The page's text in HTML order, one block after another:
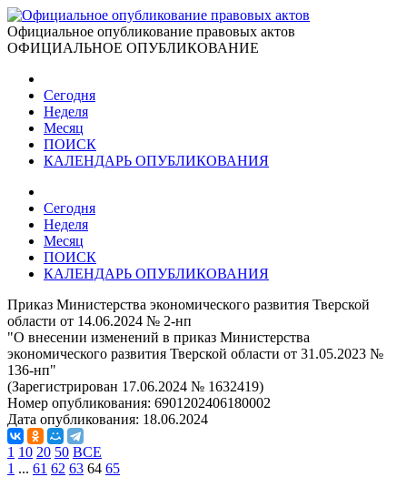
Официальное опубликование правовых актов
ОФИЦИАЛЬНОЕ ОПУБЛИКОВАНИЕ
Сегодня
Неделя
Месяц
ПОИСК
КАЛЕНДАРЬ ОПУБЛИКОВАНИЯ
Сегодня
Неделя
Месяц
ПОИСК
КАЛЕНДАРЬ ОПУБЛИКОВАНИЯ
Приказ Министерства экономического развития Тверской
области от 14.06.2024 № 2-нп
"О внесении изменений в приказ Министерства
экономического развития Тверской области от 31.05.2023 №
136-нп"
(Зарегистрирован 17.06.2024 № 1632419)
Номер опубликования: 6901202406180002
Дата опубликования: 18.06.2024
1 10 20 50 ВСЕ
1 ... 61 62 63 64 65